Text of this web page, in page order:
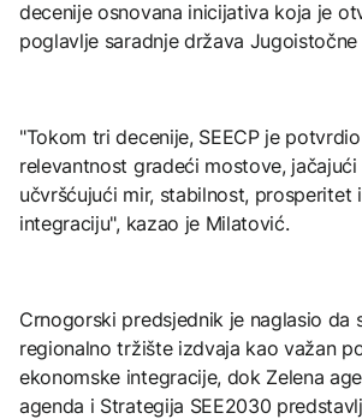
decenije osnovana inicijativa koja je
poglavlje saradnje država Jugoistočne
"Tokom tri decenije, SEECP je
relevantnost gradeći mostove,
učvršćujući mir, stabilnost, prosperitet
integraciju", kazao je Milatović.
Crnogorski predsjednik je naglasio da
regionalno tržište izdvaja kao važan
ekonomske integracije, dok Zelena
agenda i Strategija SEE2030